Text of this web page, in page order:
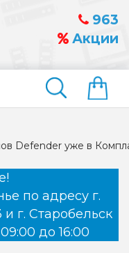
963
Акции
Найти
Defender уже в
по адресу г.
и г. Старобельск
до 16:00